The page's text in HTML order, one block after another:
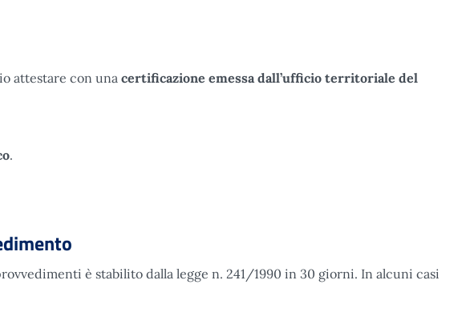
attestare con una certificazione emessa dall’ufficio territoriale del
.
è stabilito dalla legge n. 241/1990 in 30 giorni. In alcuni casi